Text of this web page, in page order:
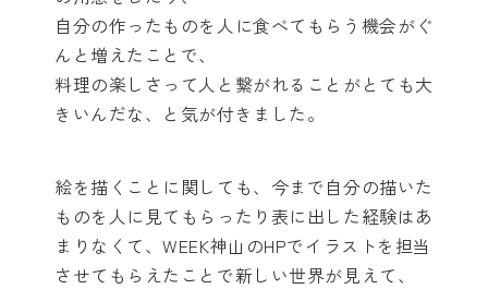
自分の作ったものを人に食べてもらう機会がぐ
んと増えたことで、
料理の楽しさって人と繋がれることがとても大
きいんだな、と気が付きました。
絵を描くことに関しても、今まで自分の描いた
ものを人に見てもらったり表に出した経験はあ
まりなくて、WEEK神山のHPでイラストを担当
させてもらえたことで新しい世界が見えて、